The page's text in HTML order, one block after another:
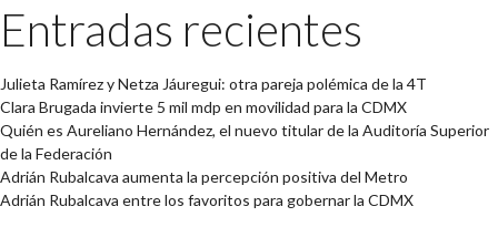
Entradas recientes
Julieta Ramírez y Netza Jáuregui: otra pareja polémica de la 4T
Clara Brugada invierte 5 mil mdp en movilidad para la CDMX
Quién es Aureliano Hernández, el nuevo titular de la Auditoría Superior
de la Federación
Adrián Rubalcava aumenta la percepción positiva del Metro
Adrián Rubalcava entre los favoritos para gobernar la CDMX